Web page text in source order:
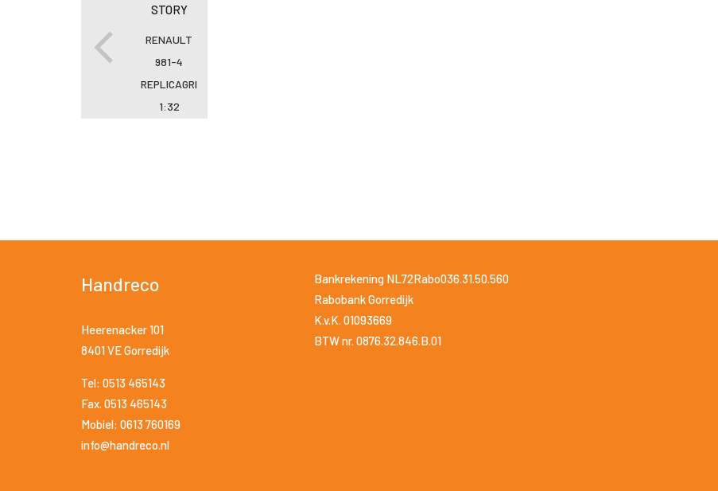
STORY
RENAULT
981-4
REPLICAGRI
1:32
Handreco
Heerenacker 101
8401 VE Gorredijk
Tel: 0513 465143
Fax. 0513 465143
Mobiel: 0613 760169
info@handreco.nl
Bankrekening NL72Rabo036.31.50.560
Rabobank Gorredijk
K.v.K. 01093669
BTW nr. 0876.32.846.B.01